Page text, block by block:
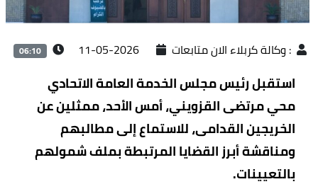
وكالة كربلاء الان متابعات 2026-05-11
06:10
استقبل رئيس مجلس الخدمة العامة الاتحادي
محي مرتضى القزويني، أمس اﻷحد، ممثلين عن
الخريجين القدامى، للاستماع إلى مطالبهم
ومناقشة أبرز القضايا المرتبطة بملف شمولهم
بالتعيينات.